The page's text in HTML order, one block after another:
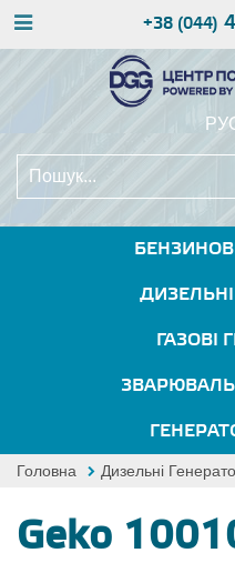
+38 (044)
ГАЗОВІ
Головна Дизельні
Geko